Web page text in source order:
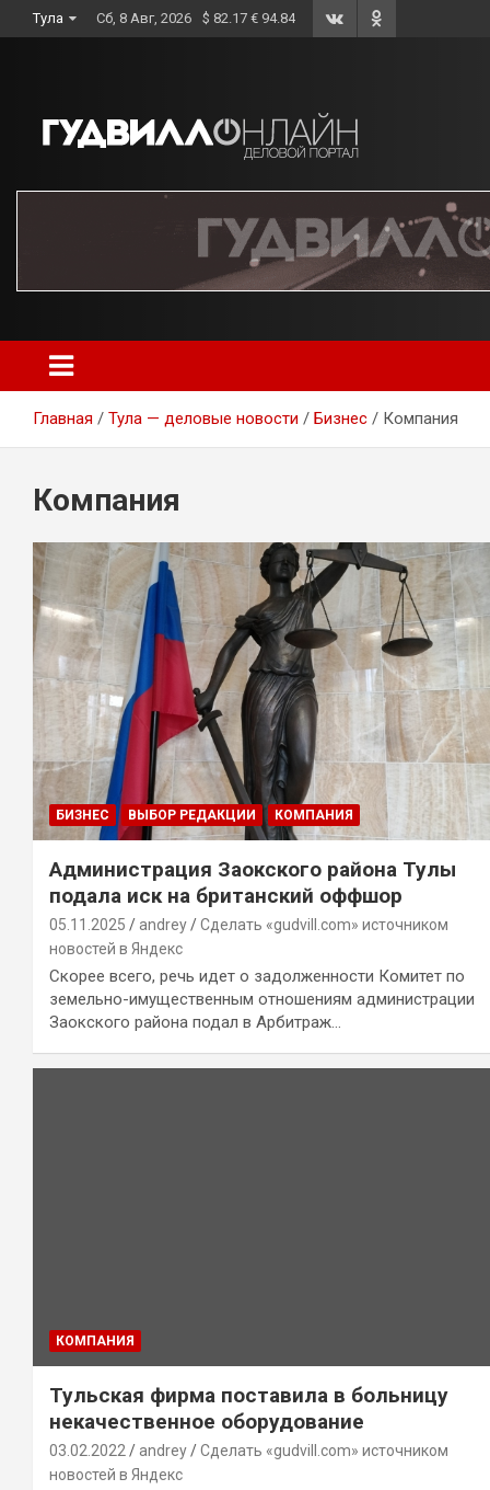
to
Тула Сб, 8 Авг, 2026 $ 82.17 € 94.84
Главная Тула — деловые новости Бизнес Компания
Компания
БИЗНЕС ВЫБОР РЕДАКЦИИ КОМПАНИЯ
Администрация Заокского района Тулы
подала иск на британский оффшор
05.11.2025 andrey
Сделать «gudvill.com» источником
новостей в Яндекс
Скорее всего, речь идет о задолженности Комитет по
земельно-имущественным отношениям администрации
Заокского района подал в Арбитраж…
КОМПАНИЯ
Тульская фирма поставила в больницу
некачественное оборудование
03.02.2022 andrey
Сделать «gudvill.com» источником
новостей в Яндекс